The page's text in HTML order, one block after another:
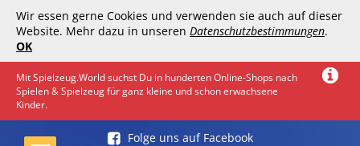
Wir essen gerne Cookies und verwenden sie auch auf dieser
Website. Mehr dazu in unseren Datenschutzbestimmungen.
OK
Mit Spielzeug.World suchst Du in hunderten Online-Shops nach
Spielen & Spielzeug für ganz kleine und schon erwachsene
Kinder.
Folge uns auf Facebook